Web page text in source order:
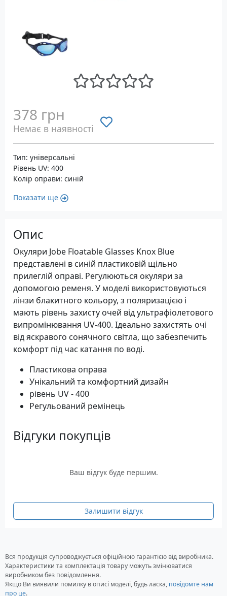
378 грн
Немає в наявності
Тип: універсальні
Рівень UV: 400
Колір оправи: синій
Показати ще
Опис
Окуляри Jobe Floatable Glasses Knox Blue
представлені в синій пластиковій щільно
прилеглій оправі. Регулюються окуляри за
допомогою ременя. У моделі використовуються
лінзи блакитного кольору, з поляризацією і
мають рівень захисту очей від ультрафіолетового
випромінювання UV-400. Ідеально захистять очі
від яскравого сонячного світла, що забезпечить
комфорт під час катання по воді.
Пластикова оправа
Унікальний та комфортний дизайн
рівень UV - 400
Регульований ремінець
Відгуки покупців
Ваш відгук буде першим.
Залишити відгук
Вся продукція супроводжується офіційною гарантією від виробника.
Характеристики та комплектація товару можуть змінюватися
виробником без повідомлення.
Якщо Ви виявили помилку в описі моделі, будь ласка, повідомте нам
про це.